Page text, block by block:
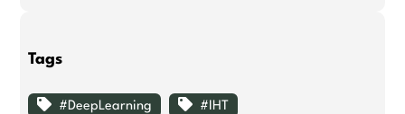
Tags
#DeepLearning #IHT